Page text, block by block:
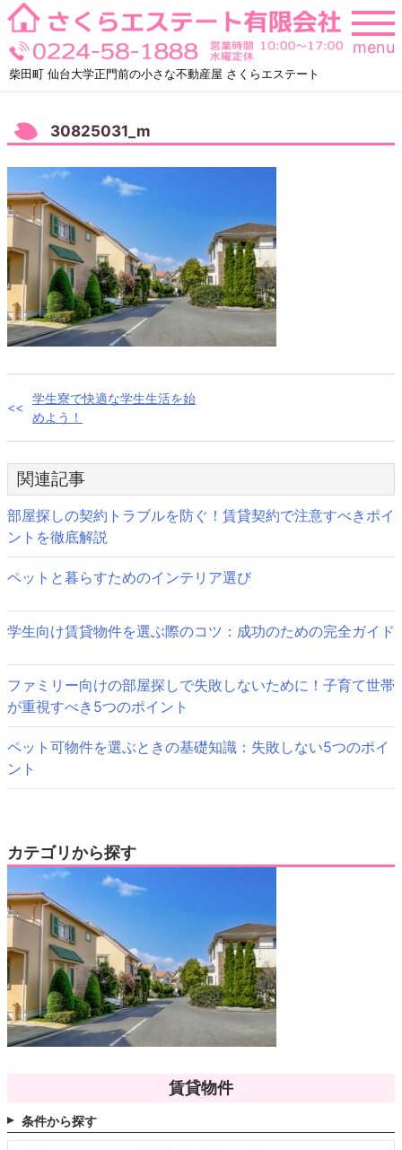
Skip
to
content
柴田町 仙台大学正門前の小さな不動産屋 さくらエステート
menu
30825031_m
投
稿
ナ
ビ
ゲ
ー
ョ
ン
学生寮で快適な学生生活を始
めよう！
関連記事
部屋探しの契約トラブルを防ぐ！賃貸契約で注意すべきポイ
ントを徹底解説
ペットと暮らすためのインテリア選び
学生向け賃貸物件を選ぶ際のコツ：成功のための完全ガイド
ファミリー向けの部屋探しで失敗しないために！子育て世帯
が重視すべき5つのポイント
ペット可物件を選ぶときの基礎知識：失敗しない5つのポイ
ント
カテゴリから探す
賃貸物件
条件から探す